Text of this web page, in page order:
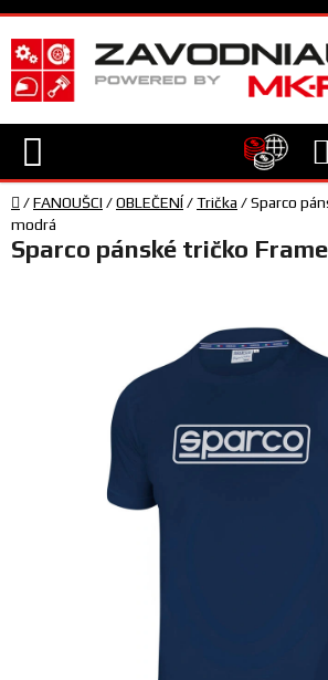
Přejít
na
obsah
TECHNIKA
Domů
/FANOUŠCI /OBLEČENÍ/Trička /Sparco
modrá
Sparco pánské tričko